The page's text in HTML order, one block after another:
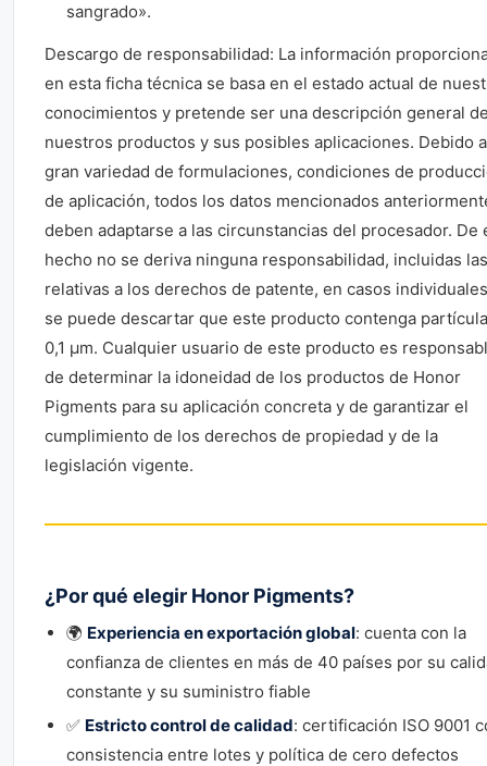
sangrado».
Descargo de responsabilidad: La información
en esta ficha técnica se basa en el estado actual de
conocimientos y pretende ser una descripción general
nuestros productos y sus posibles aplicaciones. Debido
gran variedad de formulaciones, condiciones de
de aplicación, todos los datos mencionados
deben adaptarse a las circunstancias del procesador. De
hecho no se deriva ninguna responsabilidad, incluidas las
relativas a los derechos de patente, en casos
se puede descartar que este producto contenga
0,1 μm. Cualquier usuario de este producto es
de determinar la idoneidad de los productos de Honor
Pigments para su aplicación concreta y de garantizar el
cumplimiento de los derechos de propiedad y de la
legislación vigente.
¿Por qué elegir Honor Pigments?
🌍 Experiencia en exportación global: cuenta con la
confianza de clientes en más de 40 países por su
constante y su suministro fiable
✅ Estricto control de calidad: certificación ISO 9001
consistencia entre lotes y política de cero defectos